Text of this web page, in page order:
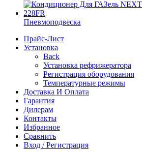
Пневмоподвеска
Прайс-Лист
Установка
Back
Установка рефрижератора
Регистрация оборудования
Температурные режимы
Доставка И Оплата
Гарантия
Дилерам
Контакты
Избранное
Сравнить
Вход / Регистрация